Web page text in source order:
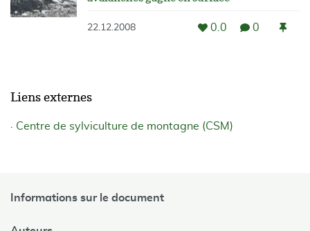
22.12.2008 0.0 0
Liens externes
Centre de sylviculture de montagne (CSM)
Informations sur le document